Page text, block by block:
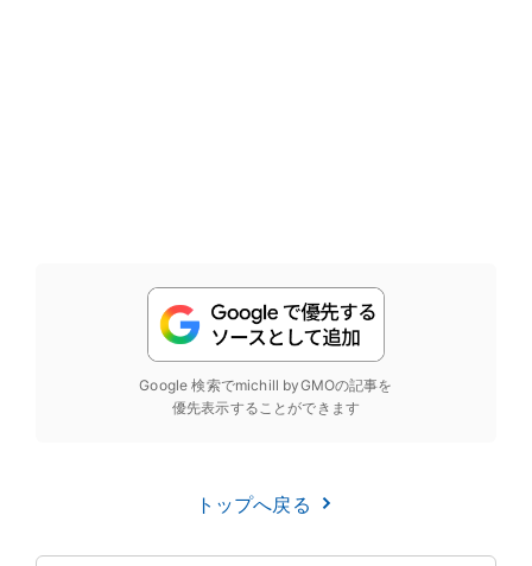
Google 検索でmichill byGMOの記事を
優先表示することができます
トップへ戻る